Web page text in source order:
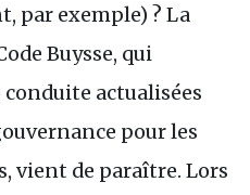
par exemple) ? La
Buysse, qui
actualisées
pour les
vient de paraître. Lors